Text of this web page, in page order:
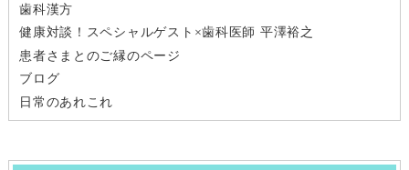
歯科漢方
健康対談！スペシャルゲスト×歯科医師 平澤裕之
患者さまとのご縁のページ
ブログ
日常のあれこれ